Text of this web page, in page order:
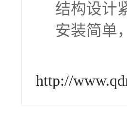
结构设计
安装简单
http://